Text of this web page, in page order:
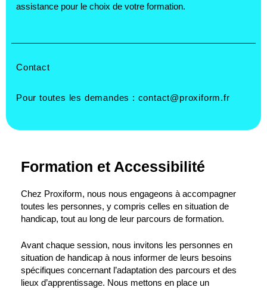
assistance pour le choix de votre formation.
Contact
Pour toutes les demandes : contact@proxiform.fr
Formation et Accessibilité
Chez Proxiform, nous nous engageons à accompagner
toutes les personnes, y compris celles en situation de
handicap, tout au long de leur parcours de formation.
Avant chaque session, nous invitons les personnes en
situation de handicap à nous informer de leurs besoins
spécifiques concernant l’adaptation des parcours et des
lieux d’apprentissage. Nous mettons en place un